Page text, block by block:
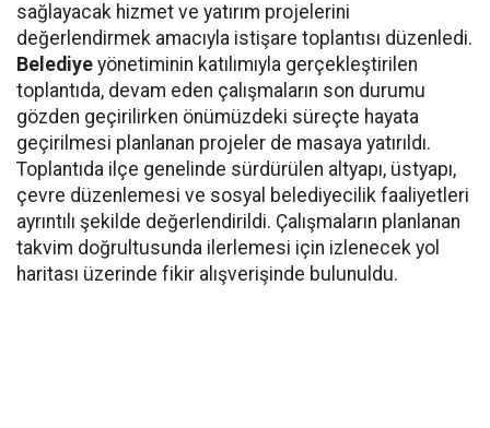
sağlayacak hizmet ve yatırım projelerini
değerlendirmek amacıyla istişare toplantısı düzenledi.
Belediye yönetiminin katılımıyla gerçekleştirilen
toplantıda, devam eden çalışmaların son durumu
gözden geçirilirken önümüzdeki süreçte hayata
geçirilmesi planlanan projeler de masaya yatırıldı.
Toplantıda ilçe genelinde sürdürülen altyapı, üstyapı,
çevre düzenlemesi ve sosyal belediyecilik faaliyetleri
ayrıntılı şekilde değerlendirildi. Çalışmaların planlanan
takvim doğrultusunda ilerlemesi için izlenecek yol
haritası üzerinde fikir alışverişinde bulunuldu.